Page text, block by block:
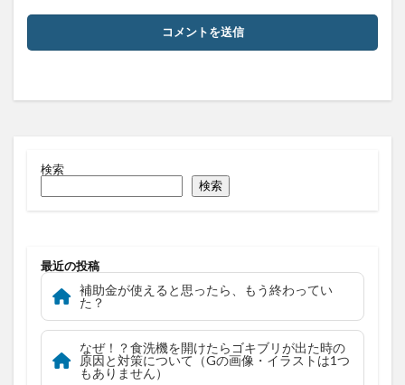
検索
検索
最近の投稿
補助金が使えると思ったら、もう終わってい
た？
なぜ！？食洗機を開けたらゴキブリが出た時の
原因と対策について（Gの画像・イラストは1つ
もありません）